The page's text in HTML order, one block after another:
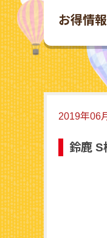
お得情報
2019年06
鈴鹿 S